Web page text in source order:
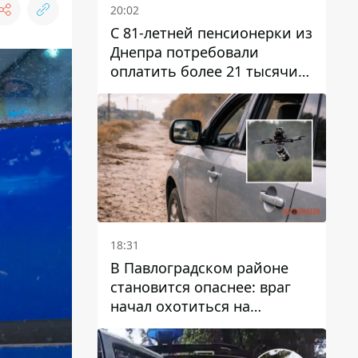
20:02
С 81-летней пенсионерки из
Днепра потребовали
оплатить более 21 тысячи
гривен за "вмешательство в
работу счетчика"
18:31
В Павлоградском районе
становится опаснее: враг
начал охотиться на
гражданский и военный
транспорт